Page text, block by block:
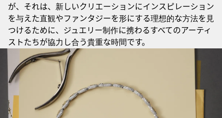
が、それは、新しいクリエーションにインスピレーション
を与えた直観やファンタジーを形にする理想的な方法を見
つけるために、ジュエリー制作に携わるすべてのアーティ
ストたちが協力し合う貴重な時間です。